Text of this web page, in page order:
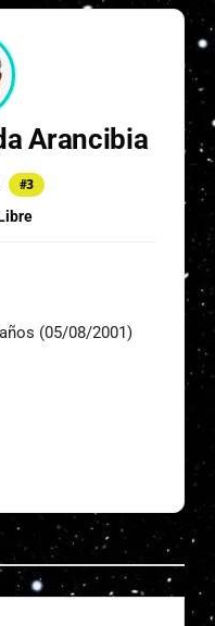
Arancibia
#3
(05/08/2001)